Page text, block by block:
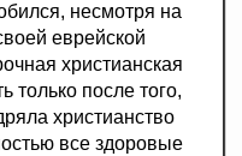
несмотря на
еврейской
христианская
только после того,
христианство
все здоровые